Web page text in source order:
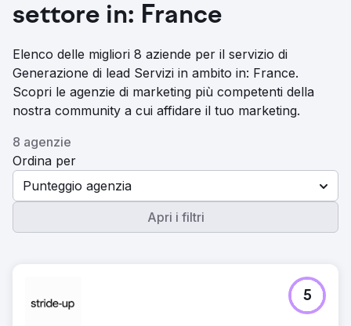
settore in: France
Elenco delle migliori 8 aziende per il servizio di
Generazione di lead Servizi in ambito in: France.
Scopri le agenzie di marketing più competenti della
nostra community a cui affidare il tuo marketing.
8 agenzie
Ordina per
Punteggio agenzia
Apri i filtri
5